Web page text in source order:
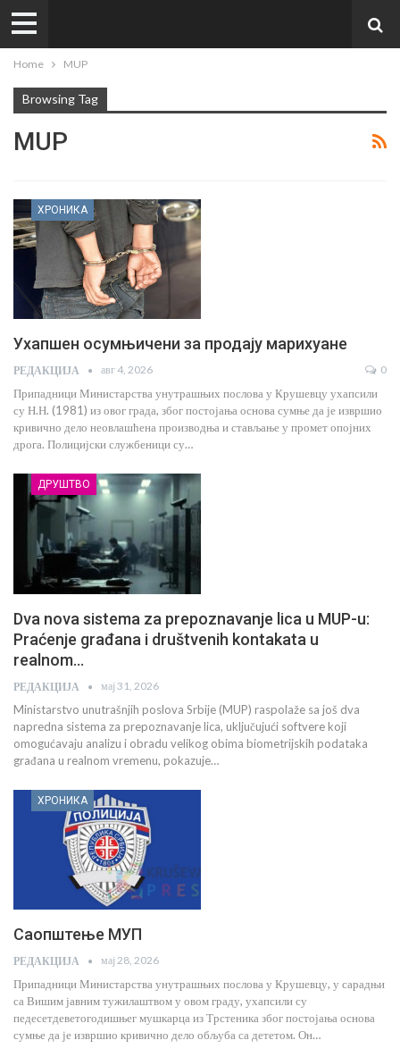
Home MUP
Browsing Tag
MUP
ХРОНИКА
Ухапшен осумњичени за продају марихуане
РЕДАКЦИЈА авг 4, 2026 0
Припадници Министарства унутрашњих послова у Крушевцу ухапсили
су Н.Н. (1981) из овог града, због постојања основа сумње да је извршио
кривично дело неовлашћена производња и стављање у промет опојних
дрога. Полицијски службеници су…
ДРУШТВО
Dva nova sistema za prepoznavanje lica u MUP-u:
Praćenje građana i društvenih kontakata u
realnom…
РЕДАКЦИЈА мај 31, 2026
Ministarstvo unutrašnjih poslova Srbije (MUP) raspolaže sa još dva
napredna sistema za prepoznavanje lica, uključujući softvere koji
omogućavaju analizu i obradu velikog obima biometrijskih podataka
građana u realnom vremenu, pokazuje…
ХРОНИКА
Саопштење МУП
РЕДАКЦИЈА мај 28, 2026
Припадници Министарства унутрашњих послова у Крушевцу, у сарадњи
са Вишим јавним тужилаштвом у овом граду, ухапсили су
педесетдеветогодишњег мушкарца из Трстеника због постојања основа
сумње да је извршио кривично дело обљуба са дететом. Он…